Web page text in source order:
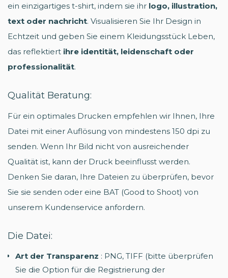
ein einzigartiges t-shirt, indem sie ihr logo, illustration,
text oder nachricht. Visualisieren Sie Ihr Design in
Echtzeit und geben Sie einem Kleidungsstück Leben,
das reflektiert ihre identität, leidenschaft oder
professionalität.
Qualität Beratung:
Für ein optimales Drucken empfehlen wir Ihnen, Ihre
Datei mit einer Auflösung von mindestens 150 dpi zu
senden. Wenn Ihr Bild nicht von ausreichender
Qualität ist, kann der Druck beeinflusst werden.
Denken Sie daran, Ihre Dateien zu überprüfen, bevor
Sie sie senden oder eine BAT (Good to Shoot) von
unserem Kundenservice anfordern.
Die Datei:
Art der Transparenz : PNG, TIFF (bitte überprüfen
Sie die Option für die Registrierung der